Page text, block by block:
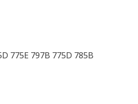
775E 797B 775D 785B